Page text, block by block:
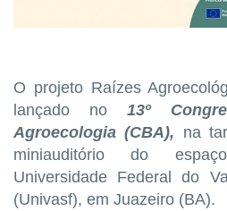
O projeto Raízes
lançado no 13º
Agroecologia (CBA), na
miniauditório do
Universidade Federal do
(Univasf), em Juazeiro (BA).